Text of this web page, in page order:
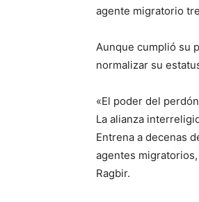
agente migratorio
Aunque cumplió su
normalizar su
«El poder del
La alianza
Entrena a decenas
agentes
Ragbir.